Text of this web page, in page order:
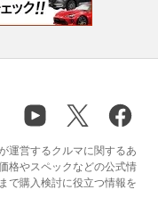
運営するクルマに関するあ
格やスペックなどの公式情
で購入検討に役立つ情報を